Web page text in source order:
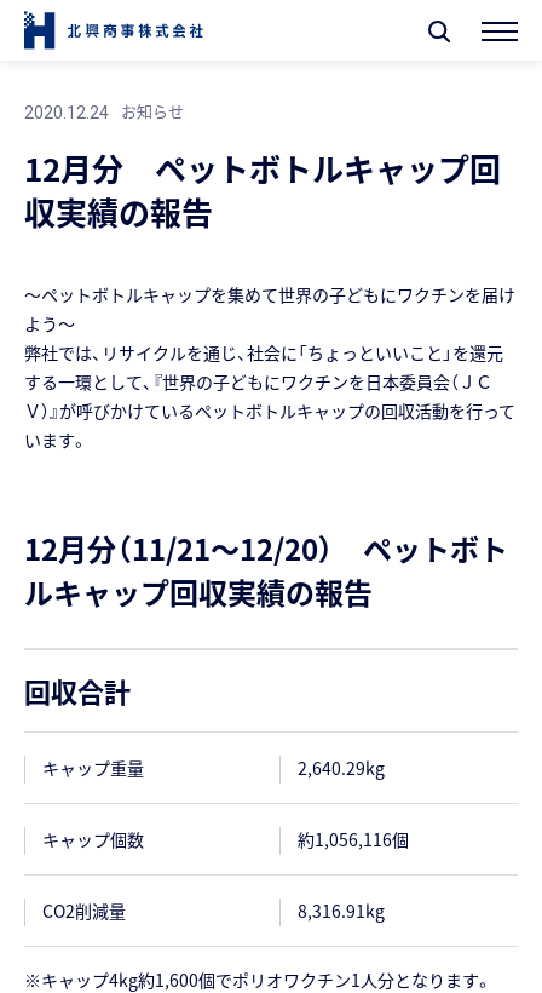
2020.12.24 お知らせ
12月分 ペットボトルキャップ回
収実績の報告
～ペットボトルキャップを集めて世界の子どもにワクチンを届け
よう～
弊社では、リサイクルを通じ、社会に「ちょっといいこと」を還元
する一環として、『世界の子どもにワクチンを日本委員会（ＪＣ
Ｖ）』が呼びかけているペットボトルキャップの回収活動を行って
います。
12月分（11/21～12/20） ペットボト
ルキャップ回収実績の報告
回収合計
キャップ重量 2,640.29kg
キャップ個数 約1,056,116個
CO2削減量 8,316.91kg
※キャップ4kg約1,600個でポリオワクチン1人分となります。